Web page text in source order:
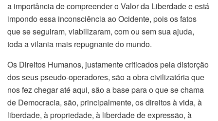
a importância de compreender o Valor da Liberdade e está
impondo essa inconsciência ao Ocidente, pois os fatos
que se seguiram, viabilizaram, com ou sem sua ajuda,
toda a vilania mais repugnante do mundo.
Os Direitos Humanos, justamente criticados pela distorção
dos seus pseudo-operadores, são a obra civilizatória que
nos fez chegar até aqui, são a base para o que se chama
de Democracia, são, principalmente, os direitos à vida, à
liberdade, à propriedade, à liberdade de expressão, à